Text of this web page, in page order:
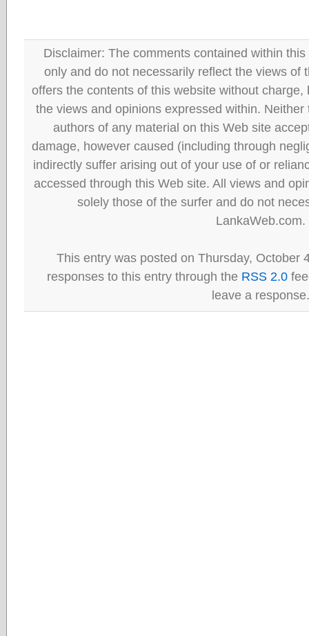
Disclaimer: The comments contained within
only and do not necessarily reflect the views of
offers the contents of this website without
the views and opinions expressed within.
authors of any material on this Web site
damage, however caused (including through
indirectly suffer arising out of your use of or
accessed through this Web site. All views and
solely those of the surfer and do not
LankaWeb.com.
This entry was posted on Thursday, October
responses to this entry through the RSS 2.0
leave a response.